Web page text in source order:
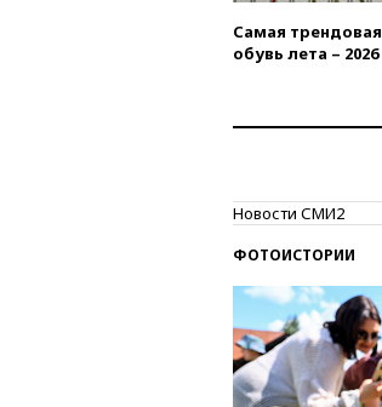
Самая трендовая
обувь лета – 2026
Новости СМИ2
ФОТОИСТОРИИ